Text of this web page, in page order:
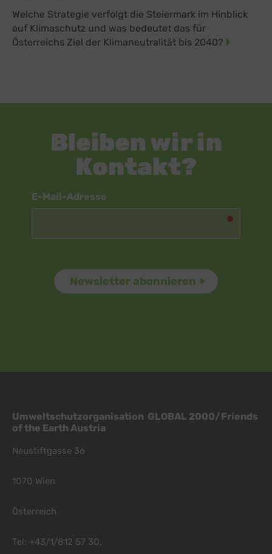
Welche Strategie verfolgt die Steiermark im Hinblick
auf Klimaschutz und was bedeutet das für
Österreichs Ziel der Klimaneutralität bis 2040?
Bleiben wir in
Kontakt?
E-Mail-Adresse
Umweltschutzorganisation GLOBAL 2000/Friends
of the Earth Austria
Neustiftgasse 36
1070 Wien
Österreich
Tel: +43/1/812 57 30,